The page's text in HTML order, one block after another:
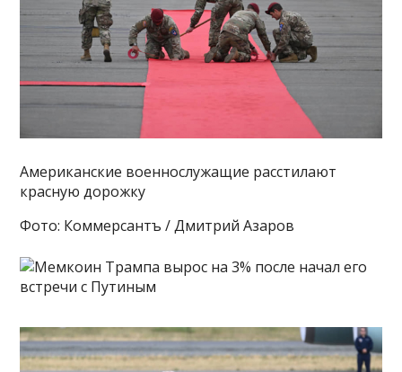
Американские военнослужащие расстилают
красную дорожку
Фото: Коммерсантъ / Дмитрий Азаров